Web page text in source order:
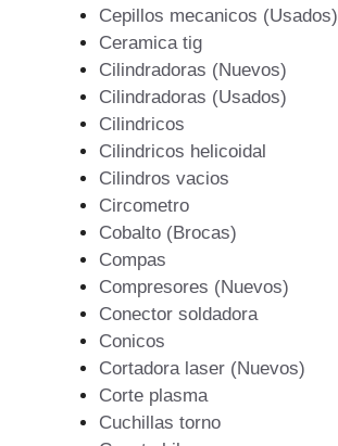
Cepillos mecanicos (Usados)
Ceramica tig
Cilindradoras (Nuevos)
Cilindradoras (Usados)
Cilindricos
Cilindricos helicoidal
Cilindros vacios
Circometro
Cobalto (Brocas)
Compas
Compresores (Nuevos)
Conector soldadora
Conicos
Cortadora laser (Nuevos)
Corte plasma
Cuchillas torno